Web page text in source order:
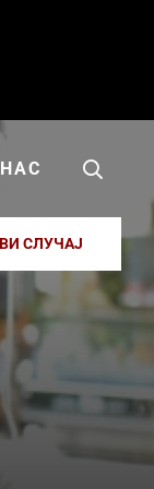
СЛУЧАЈ